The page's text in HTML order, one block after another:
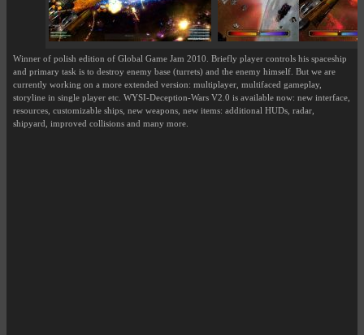
Winner of polish edition of Global Game Jam 2010. Briefly player controls his spaceship
and primary task is to destroy enemy base (turrets) and the enemy himself. But we are
currently working on a more extended version: multiplayer, multifaced gameplay,
storyline in single player etc. WYSI-Deception-Wars V2.0 is available now: new interface,
resources, customizable ships, new weapons, new items: additional HUDs, radar,
shipyard, improved collisions and many more.